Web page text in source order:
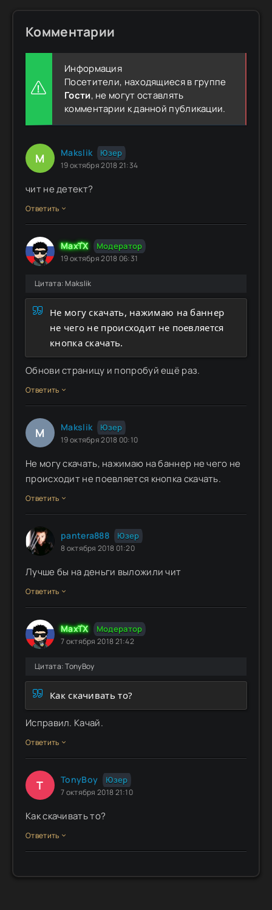
Комментарии
Информация
Посетители, находящиеся в группе
Гости, не могут оставлять
комментарии к данной публикации.
M Makslik Юзер
19 октября 2018 21:34
чит не детект?
Ответить
MaxTX Модератор
19 октября 2018 06:31
Цитата: Makslik
Не могу скачать, нажимаю на баннер
не чего не происходит не поевляется
кнопка скачать.
Обнови страницу и попробуй ещё раз.
Ответить
M Makslik Юзер
19 октября 2018 00:10
Не могу скачать, нажимаю на баннер не чего не
происходит не поевляется кнопка скачать.
Ответить
pantera888 Юзер
8 октября 2018 01:20
Лучше бы на деньги выложили чит
Ответить
MaxTX Модератор
7 октября 2018 21:42
Цитата: TonyBoy
Как скачивать то?
Исправил. Качай.
Ответить
T TonyBoy Юзер
7 октября 2018 21:10
Как скачивать то?
Ответить